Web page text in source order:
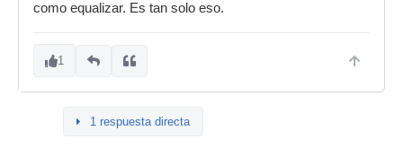
como equalizar. Es tan solo eso.
1
1 respuesta directa